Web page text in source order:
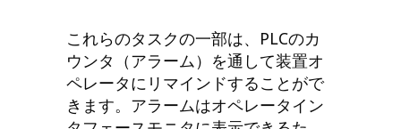
これらのタスクの一部は、PLCのカ
ウンタ（アラーム）を通して装置オ
ペレータにリマインドすることがで
きます。アラームはオペレータイン